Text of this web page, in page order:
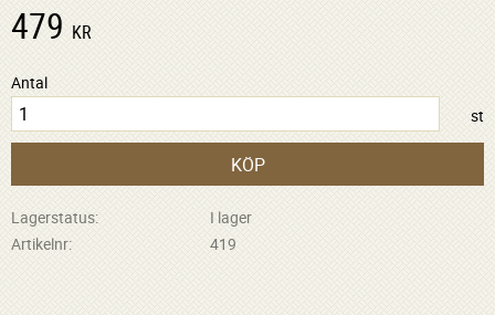
479 KR
Antal
st
KÖP
Lagerstatus
I lager
Artikelnr
419